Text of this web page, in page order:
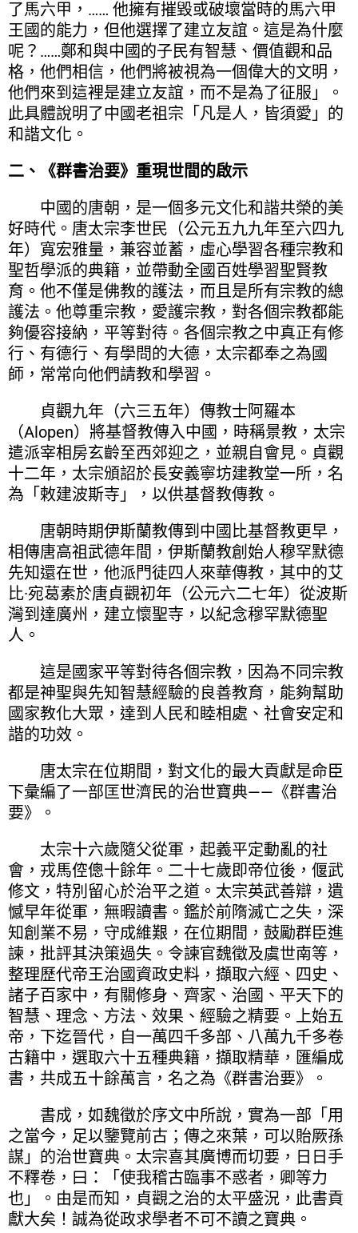
了馬六甲，…… 他擁有摧毀或破壞當時的馬六甲
王國的能力，但他選擇了建立友誼。這是為什麼
呢？……鄭和與中國的子民有智慧、價值觀和品
格，他們相信，他們將被視為一個偉大的文明，
他們來到這裡是建立友誼，而不是為了征服」。
此具體說明了中國老祖宗「凡是人，皆須愛」的
和諧文化。
二、《群書治要》重現世間的啟示
中國的唐朝，是一個多元文化和諧共榮的美
好時代。唐太宗李世民（公元五九九年至六四九
年）寬宏雅量，兼容並蓄，虛心學習各種宗教和
聖哲學派的典籍，並帶動全國百姓學習聖賢教
育。他不僅是佛教的護法，而且是所有宗教的總
護法。他尊重宗教，愛護宗教，對各個宗教都能
夠優容接納，平等對待。各個宗教之中真正有修
行、有德行、有學問的大德，太宗都奉之為國
師，常常向他們請教和學習。
貞觀九年（六三五年）傳教士阿羅本
（Alopen）將基督教傳入中國，時稱景教，太宗
遣派宰相房玄齡至西郊迎之，並親自會見。貞觀
十二年，太宗頒詔於長安義寧坊建教堂一所，名
為「敕建波斯寺」，以供基督教傳教。
唐朝時期伊斯蘭教傳到中國比基督教更早，
相傳唐高祖武德年間，伊斯蘭教創始人穆罕默德
先知還在世，他派門徒四人來華傳教，其中的艾
比·宛葛素於唐貞觀初年（公元六二七年）從波斯
灣到達廣州，建立懷聖寺，以紀念穆罕默德聖
人。
這是國家平等對待各個宗教，因為不同宗教
都是神聖與先知智慧經驗的良善教育，能夠幫助
國家教化大眾，達到人民和睦相處、社會安定和
諧的功效。
唐太宗在位期間，對文化的最大貢獻是命臣
下彙編了一部匡世濟民的治世寶典——《群書治
要》。
太宗十六歲隨父從軍，起義平定動亂的社
會，戎馬倥傯十餘年。二十七歲即帝位後，偃武
修文，特別留心於治平之道。太宗英武善辯，遺
憾早年從軍，無暇讀書。鑑於前隋滅亡之失，深
知創業不易，守成維艱，在位期間，鼓勵群臣進
諫，批評其決策過失。令諫官魏徵及虞世南等，
整理歷代帝王治國資政史料，擷取六經、四史、
諸子百家中，有關修身、齊家、治國、平天下的
智慧、理念、方法、效果、經驗之精要。上始五
帝，下迄晉代，自一萬四千多部、八萬九千多卷
古籍中，選取六十五種典籍，擷取精華，匯編成
書，共成五十餘萬言，名之為《群書治要》。
書成，如魏徵於序文中所說，實為一部「用
之當今，足以鑒覽前古；傳之來葉，可以貽厥孫
謀」的治世寶典。太宗喜其廣博而切要，日日手
不釋卷，曰：「使我稽古臨事不惑者，卿等力
也」。由是而知，貞觀之治的太平盛況，此書貢
獻大矣！誠為從政求學者不可不讀之寶典。